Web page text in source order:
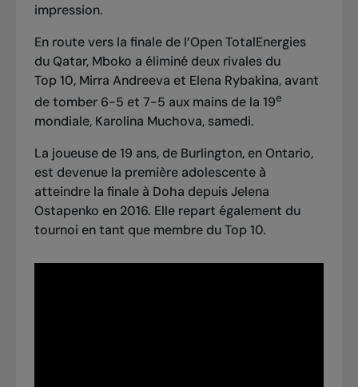
impression.
En route vers la finale de l’Open TotalEnergies
du Qatar, Mboko a éliminé deux rivales du
Top 10, Mirra Andreeva et Elena Rybakina, avant
de tomber 6-5 et 7-5 aux mains de la 19e
mondiale, Karolina Muchova, samedi.
La joueuse de 19 ans, de Burlington, en Ontario,
est devenue la première adolescente à
atteindre la finale à Doha depuis Jelena
Ostapenko en 2016. Elle repart également du
tournoi en tant que membre du Top 10.